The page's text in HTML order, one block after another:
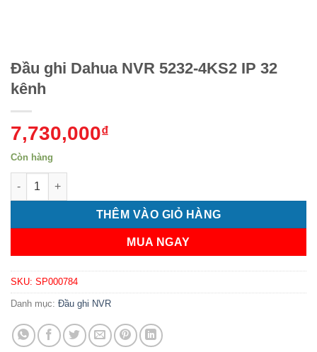
Đầu ghi Dahua NVR 5232-4KS2 IP 32
kênh
7,730,000₫
Còn hàng
Đầu ghi Dahua NVR 5232-4KS2 IP 32 kênh số lượng
THÊM VÀO GIỎ HÀNG
MUA NGAY
SKU: SP000784
Danh mục: Đầu ghi NVR